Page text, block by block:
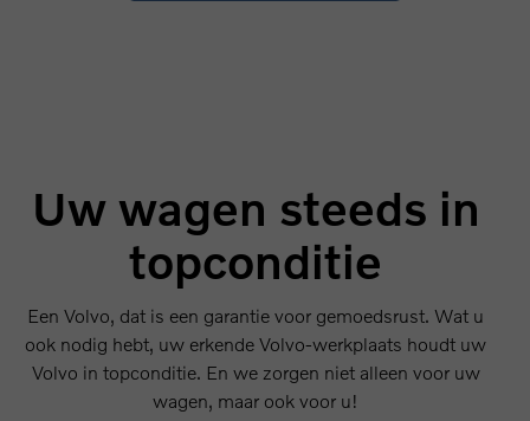
Uw wagen steeds in
topconditie
Een Volvo, dat is een garantie voor gemoedsrust. Wat u
ook nodig hebt, uw erkende Volvo-werkplaats houdt uw
Volvo in topconditie. En we zorgen niet alleen voor uw
wagen, maar ook voor u!